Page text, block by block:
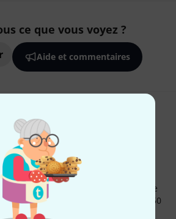
ce que vous voyez ?
Aide et commentaires
Thomann
Thomann et, avec un peu de
50 bons d'achat d'une valeur de 50